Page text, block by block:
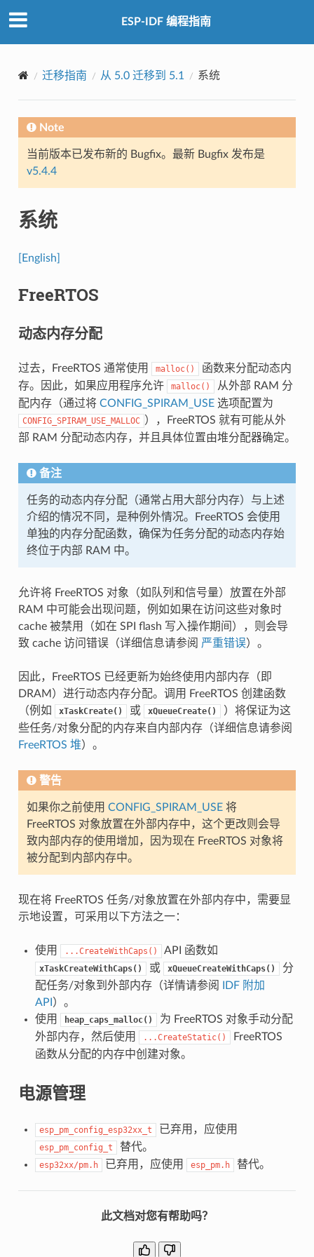
ESP-IDF 编程指南
迁移指南 从 5.0 迁移到 5.1 系统
Note
当前版本已发布新的 Bugfix。最新 Bugfix 发布是
v5.4.4
系统
[English]
FreeRTOS
动态内存分配
过去，FreeRTOS 通常使用 malloc()
函数来分配动态内
存。因此，如果应用程序允许
malloc()
从外部 RAM 分
配内存（通过将 CONFIG_SPIRAM_USE选项配置为
CONFIG_SPIRAM_USE_MALLOC ），FreeRTOS 就有可能从外
部 RAM 分配动态内存，并且具体位置由堆分配器确定。
备注
任务的动态内存分配（通常占用大部分内存）与上述
介绍的情况不同，是种例外情况。FreeRTOS 会使用
单独的内存分配函数，确保为任务分配的动态内存始
终位于内部 RAM 中。
允许将 FreeRTOS 对象（如队列和信号量）放置在外部
RAM 中可能会出现问题，例如如果在访问这些对象时
cache 被禁用（如在 SPI flash 写入操作期间），则会导
致 cache 访问错误（详细信息请参阅 严重错误）。
因此，FreeRTOS 已经更新为始终使用内部内存（即
DRAM）进行动态内存分配。调用 FreeRTOS 创建函数
（例如
xTaskCreate() 或 xQueueCreate()
）将保证为这
些任务/对象分配的内存来自内部内存（详细信息请参阅
FreeRTOS 堆）。
警告
如果你之前使用 CONFIG_SPIRAM_USE将
FreeRTOS 对象放置在外部内存中，这个更改则会导
致内部内存的使用增加，因为现在 FreeRTOS 对象将
被分配到内部内存中。
现在将 FreeRTOS 任务/对象放置在外部内存中，需要显
示地设置，可采用以下方法之一：
使用 ...CreateWithCaps() API 函数如
xTaskCreateWithCaps() 或 xQueueCreateWithCaps()
分
配任务/对象到外部内存（详情请参阅
IDF 附加
API ）。
使用
heap_caps_malloc()
为 FreeRTOS 对象手动分配
外部内存，然后使用
...CreateStatic()
FreeRTOS
函数从分配的内存中创建对象。
电源管理
esp_pm_config_esp32xx_t 已弃用，应使用
esp_pm_config_t 替代。
esp32xx/pm.h 已弃用，应使用 esp_pm.h 替代。
此文档对您有帮助吗？